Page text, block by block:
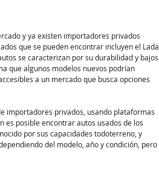
y ya existen importadores privados
que se pueden encontrar incluyen el Lada
se caracterizan por su durabilidad y bajos
que algunos modelos nuevos podrían
a un mercado que busca opciones
importadores privados, usando plataformas
es posible encontrar autos usados de los
por sus capacidades todoterreno, y
del modelo, año y condición, pero